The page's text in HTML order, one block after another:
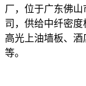
厂，位于广东佛
司，供给中纤密
高光上油墙板、
等。